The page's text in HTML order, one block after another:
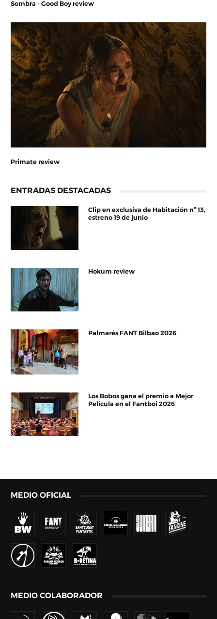
Sombra - Good Boy review
Primate review
ENTRADAS DESTACADAS
Clip en exclusiva de Habitación nº 13,
estreno 19 de junio
Hokum review
Palmarés FANT Bilbao 2026
Los Bobos gana el premio a Mejor
Película en el Fantboi 2026
MEDIO OFICIAL
MEDIO COLABORADOR